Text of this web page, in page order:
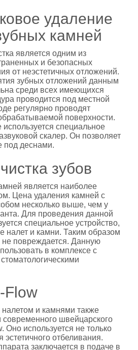
удаление
камней
является одним из
и безопасных
от неэстетичных отложений.
зубных отложений данным
среди всех имеющихся
проводится под местной
регулярно проводят
поверхности.
специальное
скалер. Он позволяет
под деснами.
зубов
является наиболее
Цена удаления камней с
несколько выше, чем у
Для проведения данной
специальное устройство,
налет и камни. Таким образом
повреждается. Данную
в комплексе с
Flow
и камнями также
швейцарского
Оно используется не только
эстетичного отбеливания.
заключается в подаче в